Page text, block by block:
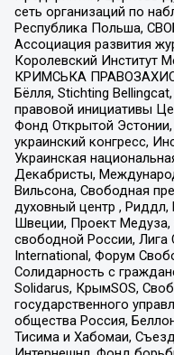
сеть организаций по
Республика Польша,
Ассоциация развития
Королевский Институт
КРИМСЬКА
Бёлля, Stichting
правовой инициативы
Фонд Открытой Эстонии,
украинский конгресс,
Украинская
Декабристы,
Вильсона, Свободная
духовный центр , Риддл,
Швеции, Проект
свободной России,
International, Форум
Солидарность с
Solidarus, КрымSOS,
государственного
общества Россия,
Тисима и Хабомаи,